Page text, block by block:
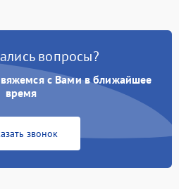
4500 ₽ Подробнее →
3000 ₽ Подробнее →
вопросы?
с Вами в ближайшее
время
звонок